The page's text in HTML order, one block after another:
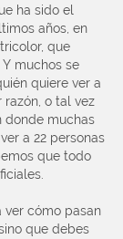
ha sido el
años, en
que
muchos se
quiere ver a
razón, o tal vez
donde muchas
a 22 personas
que todo
ver cómo pasan
que debes